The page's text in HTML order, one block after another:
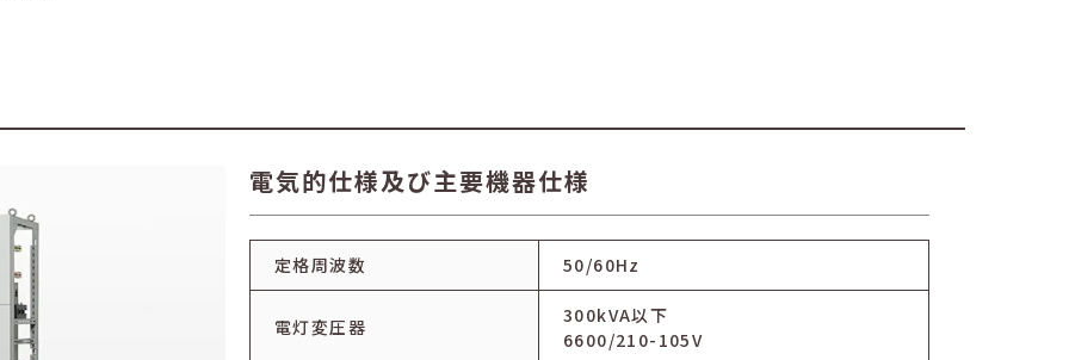
電気的仕様及び主要機器仕様
定格周波数 50/60Hz
電灯変圧器
300kVA以下
6600/210-105V